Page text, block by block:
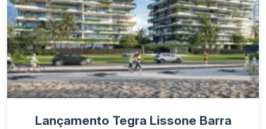
Lançamento Tegra Lissone Barra